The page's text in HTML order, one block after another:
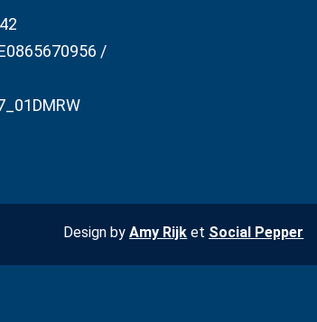
/
Design byAmy Rijk et Social Pepper